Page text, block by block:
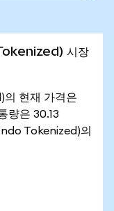
시장
현재 가격은
량은 30.13
Tokenized)의